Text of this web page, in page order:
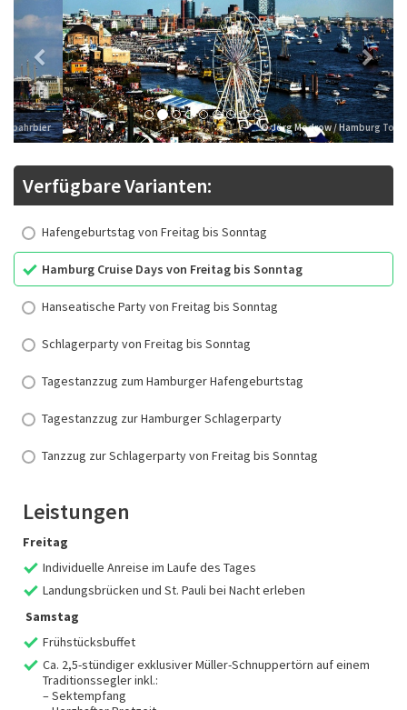
© Jörg Modrow / Hamburg Tourismus
Verfügbare Varianten:
Hafengeburtstag von Freitag bis Sonntag
Hamburg Cruise Days von Freitag bis Sonntag
Hanseatische Party von Freitag bis Sonntag
Schlagerparty von Freitag bis Sonntag
Tagestanzzug zum Hamburger Hafengeburtstag
Tagestanzzug zur Hamburger Schlagerparty
Tanzzug zur Schlagerparty von Freitag bis Sonntag
Leistungen
Freitag
Individuelle Anreise im Laufe des Tages
Landungsbrücken und St. Pauli bei Nacht erleben
Samstag
Frühstücksbuffet
Ca. 2,5-stündiger exklusiver Müller-Schnuppertörn auf einem
Traditionssegler inkl.:
– Sektempfang